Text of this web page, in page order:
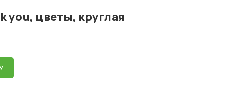
you, цветы, круглая